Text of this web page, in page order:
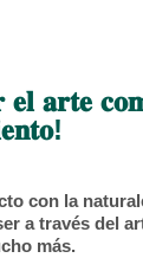
𝐞𝐥 𝐚𝐫𝐭𝐞
con la
a través del
más.